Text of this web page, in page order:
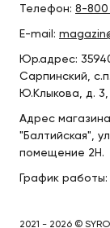
Телефон: 8-800
E-mail:
Юр.адрес:
Сарпинский,
Ю.Клыкова, д. 3,
Адрес
"Балтийская",
помещение 2Н.
График работы:
2021 - 2026 ©